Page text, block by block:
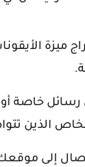
ميزة
خاصة
الذين
إلى